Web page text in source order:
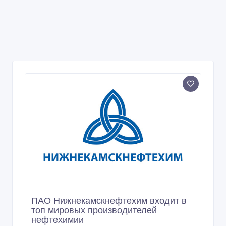
ПАО Нижнекамскнефтехим входит в
топ мировых производителей
нефтехимии